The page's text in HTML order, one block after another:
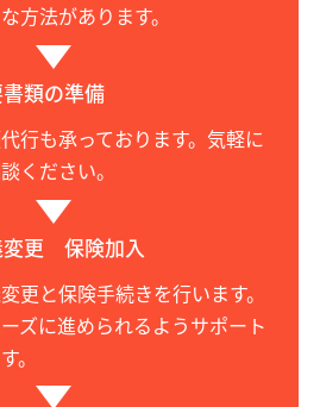
方法があります。
類の準備
行も承っております。気軽に
ください。
変更 保険加入
更と保険手続きを行います。
ズに進められるようサポート
。